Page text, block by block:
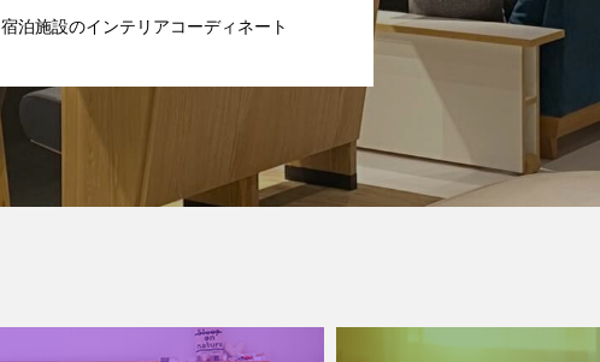
宿泊施設のインテリアコーディネート